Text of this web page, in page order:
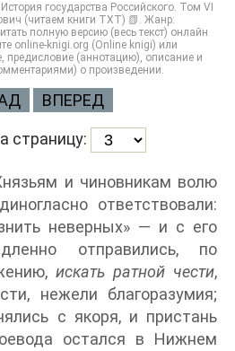
государства Российского. Том VI
(читаем книги TXT) 📗. Жанр:
полную версию (весь текст) онлайн
online-knigi.org (Online knigi) или
предисловие (аннотацию), описание и
о произведении.
ВПЕРЕД
страницу:
и чиновникам волю
ответствовали:
неверных» — и с его
отправились, по
искать ратной чести,
нежели благоразумия;
с якоря, и пристань
остался в Нижнем